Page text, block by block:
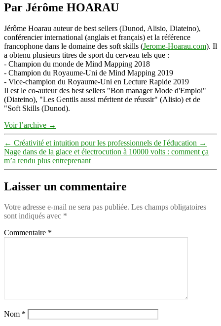
Par Jérôme HOARAU
Jérôme Hoarau auteur de best sellers (Dunod, Alisio, Diateino),
conférencier international (anglais et français) et la référence
francophone dans le domaine des soft skills (Jerome-Hoarau.com). Il
a obtenu plusieurs titres de sport du cerveau tels que :
- Champion du monde de Mind Mapping 2018
- Champion du Royaume-Uni de Mind Mapping 2019
- Vice-champion du Royaume-Uni en Lecture Rapide 2019
Il est le co-auteur des best sellers "Bon manager Mode d'Emploi"
(Diateino), "Les Gentils aussi méritent de réussir" (Alisio) et de
"Soft Skills (Dunod).
Voir l’archive →
← Créativité et intuition pour les professionnels de l'éducation →
Nage dans de la glace et électrocution à 10000 volts : comment ça
m’a rendu plus entreprenant
Laisser un commentaire
Votre adresse e-mail ne sera pas publiée. Les champs obligatoires
sont indiqués avec *
Commentaire *
Nom *